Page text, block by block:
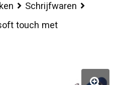
Schrijfwaren
touch met